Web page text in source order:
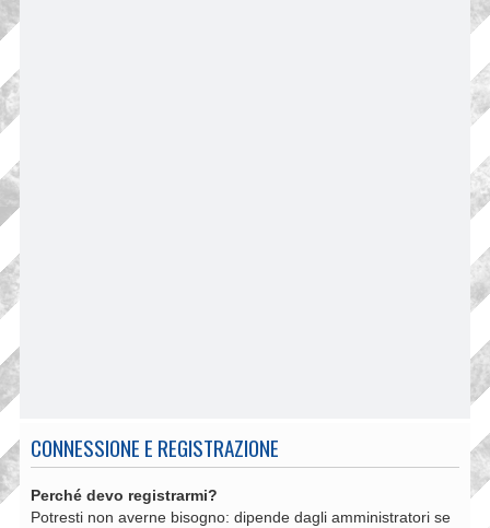
CONNESSIONE E REGISTRAZIONE
Perché devo registrarmi?
Potresti non averne bisogno: dipende dagli amministratori se